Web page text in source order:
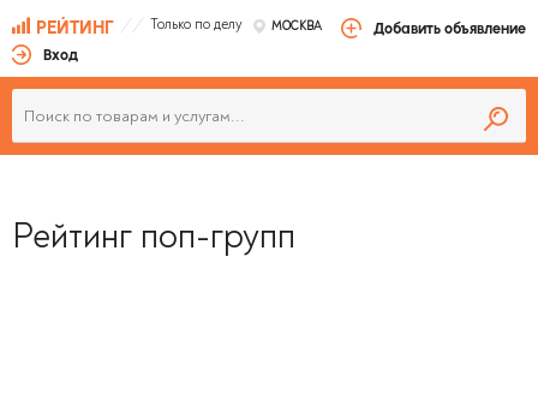
РЕЙТИНГ Только по делу МОСКВА
Добавить объявление
Вход
Рейтинг поп-групп